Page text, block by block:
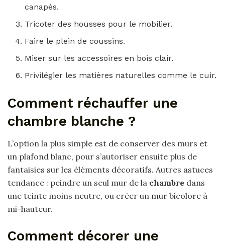
canapés.
Tricoter des housses pour le mobilier.
Faire le plein de coussins.
Miser sur les accessoires en bois clair.
Privilégier les matières naturelles comme le cuir.
Comment réchauffer une
chambre blanche ?
L’option la plus simple est de conserver des murs et
un plafond blanc, pour s’autoriser ensuite plus de
fantaisies sur les éléments décoratifs. Autres astuces
tendance : peindre un seul mur de la chambre dans
une teinte moins neutre, ou créer un mur bicolore à
mi-hauteur.
Comment décorer une